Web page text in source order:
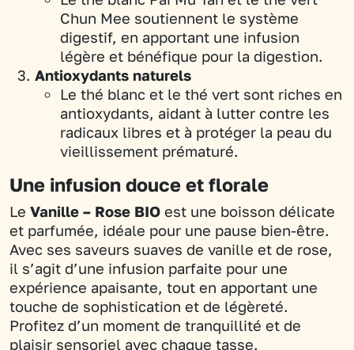
Chun Mee soutiennent le système
digestif, en apportant une infusion
légère et bénéfique pour la digestion.
Antioxydants naturels
Le thé blanc et le thé vert sont riches en
antioxydants, aidant à lutter contre les
radicaux libres et à protéger la peau du
vieillissement prématuré.
Une infusion douce et florale
Le Vanille – Rose BIO est une boisson délicate
et parfumée, idéale pour une pause bien-être.
Avec ses saveurs suaves de vanille et de rose,
il s’agit d’une infusion parfaite pour une
expérience apaisante, tout en apportant une
touche de sophistication et de légèreté.
Profitez d’un moment de tranquillité et de
plaisir sensoriel avec chaque tasse.